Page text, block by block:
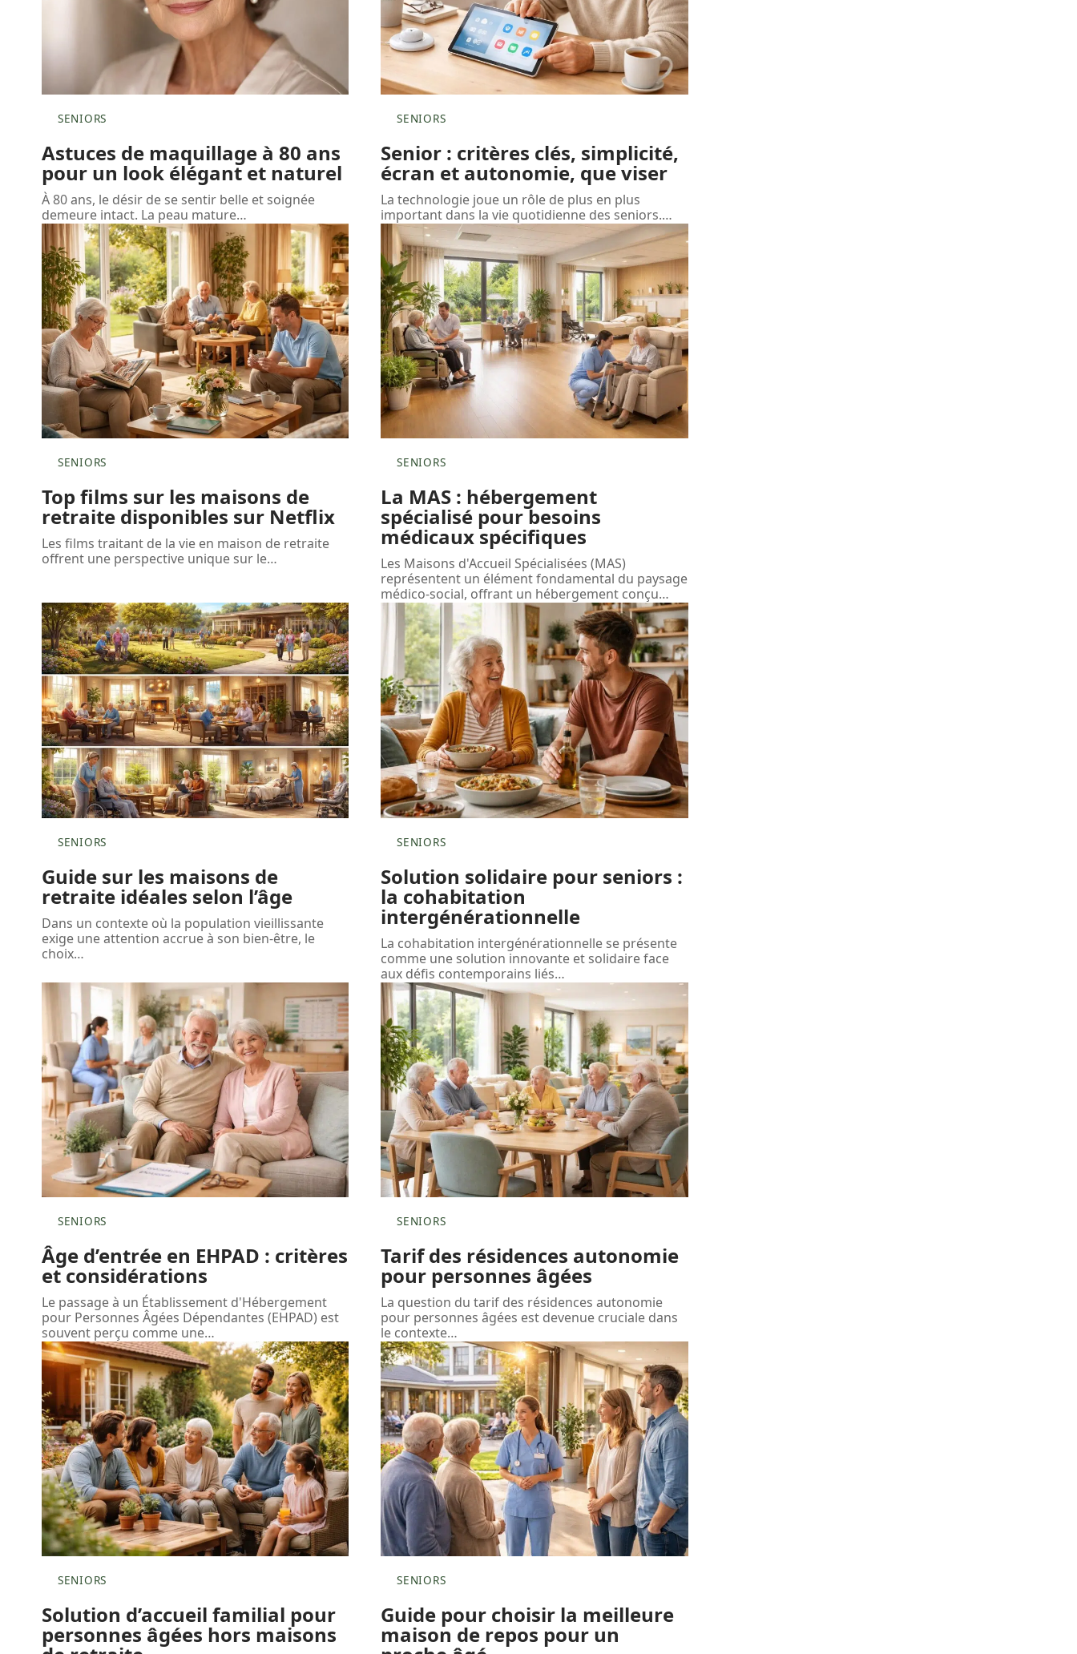
SENIORS
Astuces de maquillage à 80 ans
pour un look élégant et naturel
À 80 ans, le désir de se sentir belle et soignée
demeure intact. La peau mature…
SENIORS
Senior : critères clés, simplicité,
écran et autonomie, que viser
La technologie joue un rôle de plus en plus
important dans la vie quotidienne des seniors.…
SENIORS
Top films sur les maisons de
retraite disponibles sur Netflix
Les films traitant de la vie en maison de retraite
offrent une perspective unique sur le…
SENIORS
La MAS : hébergement
spécialisé pour besoins
médicaux spécifiques
Les Maisons d'Accueil Spécialisées (MAS)
représentent un élément fondamental du paysage
médico-social, offrant un hébergement conçu…
SENIORS
Guide sur les maisons de
retraite idéales selon l’âge
Dans un contexte où la population vieillissante
exige une attention accrue à son bien-être, le
choix…
SENIORS
Solution solidaire pour seniors :
la cohabitation
intergénérationnelle
La cohabitation intergénérationnelle se présente
comme une solution innovante et solidaire face
aux défis contemporains liés…
SENIORS
Âge d’entrée en EHPAD : critères
et considérations
Le passage à un Établissement d'Hébergement
pour Personnes Âgées Dépendantes (EHPAD) est
souvent perçu comme une…
SENIORS
Tarif des résidences autonomie
pour personnes âgées
La question du tarif des résidences autonomie
pour personnes âgées est devenue cruciale dans
le contexte…
SENIORS
Solution d’accueil familial pour
personnes âgées hors maisons
SENIORS
Guide pour choisir la meilleure
maison de repos pour un